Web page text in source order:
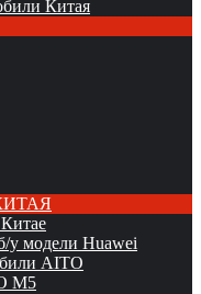
Китая
у модели Huawei
AITO
M5